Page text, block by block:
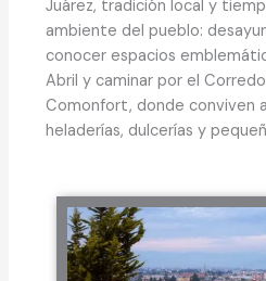
Juárez, tradición local y
ambiente del pueblo:
conocer espacios
Abril y caminar por el
Comonfort, donde conviven
heladerías, dulcerías y